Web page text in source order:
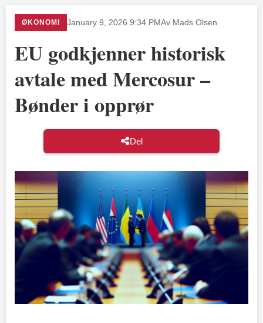
ØKONOMI January 9, 2026 9:34 PMAv Mads Olsen
EU godkjenner historisk
avtale med Mercosur –
Bønder i opprør
Del